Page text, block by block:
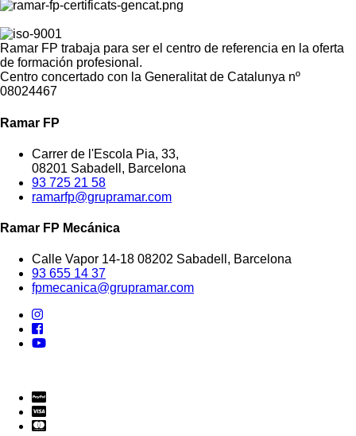
Ramar FP trabaja para ser el centro de referencia en la oferta
de formación profesional.
Centro concertado con la Generalitat de Catalunya nº
08024467
Ramar FP
Carrer de l'Escola Pia, 33,
08201 Sabadell, Barcelona
93 725 21 58
ramarfp@grupramar.com
Ramar FP Mecánica
Calle Vapor 14-18 08202 Sabadell, Barcelona
93 655 14 37
fpmecanica@grupramar.com